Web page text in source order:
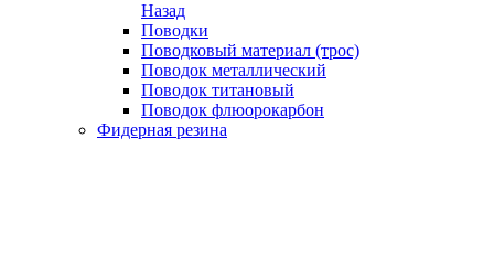
Назад
Поводки
Поводковый материал (трос)
Поводок металлический
Поводок титановый
Поводок флюорокарбон
Фидерная резина